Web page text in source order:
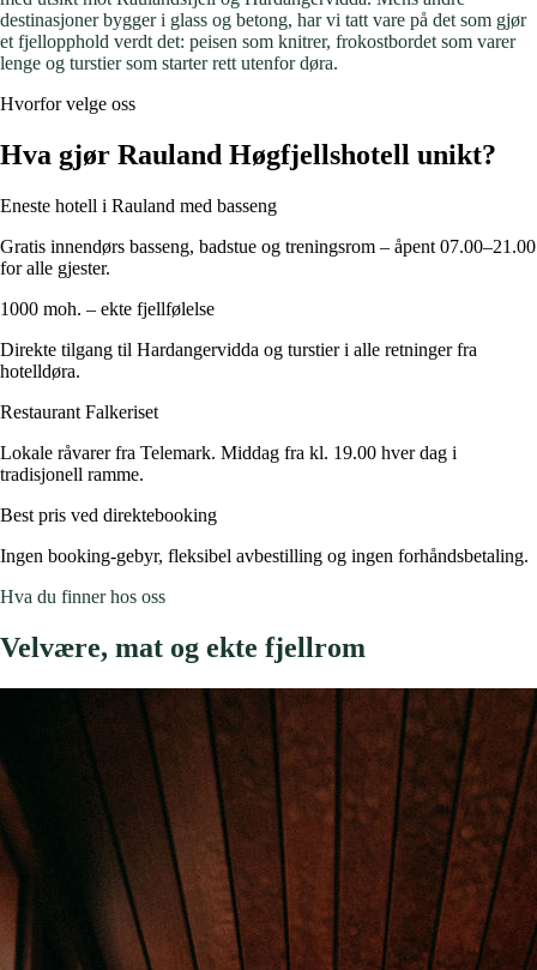
destinasjoner bygger i glass og betong, har vi tatt vare på det som gjør
et fjellopphold verdt det: peisen som knitrer, frokostbordet som varer
lenge og turstier som starter rett utenfor døra.
Hvorfor velge oss
Hva gjør Rauland Høgfjellshotell unikt?
Eneste hotell i Rauland med basseng
Gratis innendørs basseng, badstue og treningsrom – åpent 07.00–21.00
for alle gjester.
1000 moh. – ekte fjellfølelse
Direkte tilgang til Hardangervidda og turstier i alle retninger fra
hotelldøra.
Restaurant Falkeriset
Lokale råvarer fra Telemark. Middag fra kl. 19.00 hver dag i
tradisjonell ramme.
Best pris ved direktebooking
Ingen booking-gebyr, fleksibel avbestilling og ingen forhåndsbetaling.
Hva du finner hos oss
Velvære, mat og ekte fjellrom